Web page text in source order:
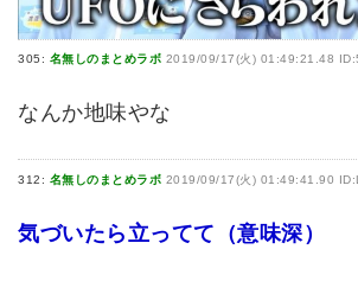
305: 名無しのまとめラボ 2019/09/17(火) 01:49:21.48
なんか地味やな
312: 名無しのまとめラボ 2019/09/17(火) 01:49:41.90
気づいたら立ってて（意味深）